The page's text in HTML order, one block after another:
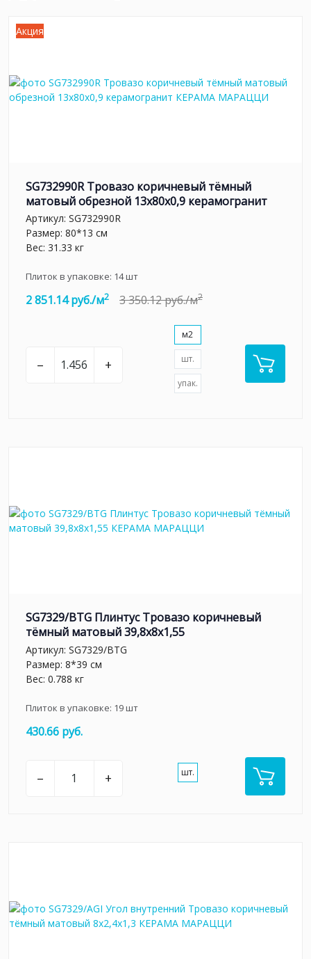
Акция
SG732990R Тровазо коричневый тёмный
матовый обрезной 13x80x0,9 керамогранит
Артикул: SG732990R
Размер: 80*13 см
Вес: 31.33 кг
Плиток в упаковке: 14шт
2 851.14 руб./м2 3 350.12 руб./м2
– +
м2
шт.
упак.
SG7329/BTG Плинтус Тровазо коричневый
тёмный матовый 39,8x8x1,55
Артикул: SG7329/BTG
Размер: 8*39 см
Вес: 0.788 кг
Плиток в упаковке: 19шт
430.66 руб.
– + шт.